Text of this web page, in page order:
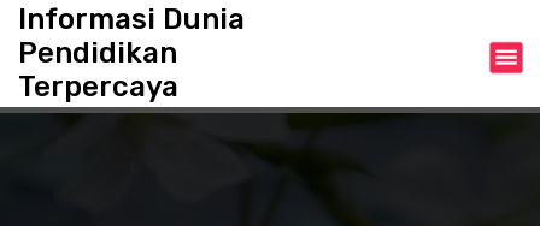
t
Informasi Dunia
Pendidikan
Terpercaya